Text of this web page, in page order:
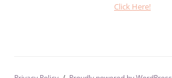
Click Here!